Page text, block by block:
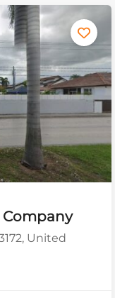
Company
United